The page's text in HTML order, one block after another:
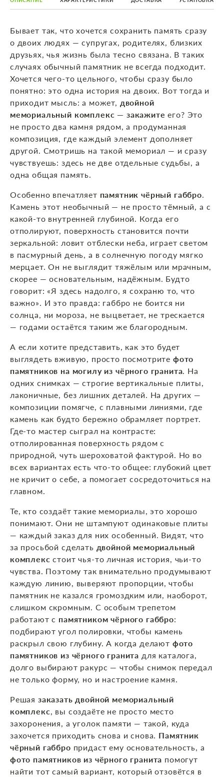
Бывает так, что хочется сохранить память сразу
о двоих людях — супругах, родителях, близких
друзьях, чья жизнь была тесно связана. В таких
случаях обычный памятник не всегда подходит.
Хочется чего‑то цельного, чтобы сразу было
понятно: это одна история на двоих. Вот тогда и
приходит мысль: а может, двойной
мемориальный комплекс — закажите его? Это
не просто два камня рядом, а продуманная
композиция, где каждый элемент дополняет
другой. Смотришь на такой мемориал — и сразу
чувствуешь: здесь не две отдельные судьбы, а
одна общая память.
Особенно впечатляет памятник чёрный габбро.
Камень этот необычный — не просто тёмный, а с
какой‑то внутренней глубиной. Когда его
отполируют, поверхность становится почти
зеркальной: ловит отблески неба, играет светом
в пасмурный день, а в солнечную погоду мягко
мерцает. Он не выглядит тяжёлым или мрачным,
скорее — основательным, надёжным. Будто
говорит: «Я здесь надолго, я сохраню то, что
важно». И это правда: габбро не боится ни
солнца, ни мороза, не выцветает, не трескается
— годами остаётся таким же благородным.
А если хотите представить, как это будет
выглядеть вживую, просто посмотрите фото
памятников на могилу из чёрного гранита. На
одних снимках — строгие вертикальные плиты,
лаконичные, без лишних деталей. На других —
композиции помягче, с плавными линиями, где
камень как будто бережно обрамляет портрет.
Где‑то мастер сыграл на контрасте:
отполированная поверхность рядом с
природной, чуть шероховатой фактурой. Но во
всех вариантах есть что‑то общее: глубокий цвет
не кричит о себе, а помогает сосредоточиться на
главном.
Те, кто создаёт такие мемориалы, это хорошо
понимают. Они не штампуют одинаковые плиты
— каждый заказ для них особенный. Видят, что
за просьбой сделать двойной мемориальный
комплекс стоит чья‑то личная история, чьи‑то
чувства. Поэтому так внимательно продумывают
каждую линию, выверяют пропорции, чтобы
памятник не казался громоздким или, наоборот,
слишком скромным. С особым трепетом
работают с памятником чёрного габбро:
подбирают угол полировки, чтобы камень
раскрыл свою глубину. А когда делают фото
памятников из чёрного гранита для каталога,
долго выбирают ракурс — чтобы снимок передал
не только форму, но и настроение камня.
Решая заказать двойной мемориальный
комплекс, вы создаёте не просто место
захоронения, а уголок памяти — такой, куда
захочется приходить снова и снова. Памятник
чёрный габбро придаст ему основательность, а
фото памятников из чёрного гранита помогут
найти тот самый вариант, который отзовётся в